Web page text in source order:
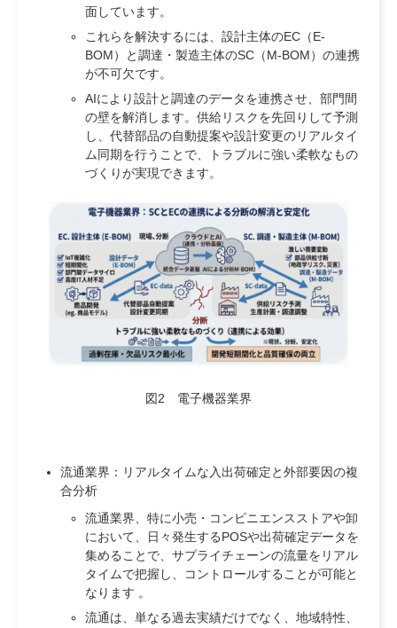
面しています。
これらを解決するには、設計主体のEC（E-
BOM）と調達・製造主体のSC（M-BOM）の連携
が不可欠です。
AIにより設計と調達のデータを連携させ、部門間
の壁を解消します。供給リスクを先回りして予測
し、代替部品の自動提案や設計変更のリアルタイ
ム同期を行うことで、トラブルに強い柔軟なもの
づくりが実現できます。
図2 電子機器業界
流通業界：リアルタイムな入出荷確定と外部要因の複
合分析
流通業界、特に小売・コンビニエンスストアや卸
において、日々発生するPOSや出荷確定データを
集めることで、サプライチェーンの流量をリアル
タイムで把握し、コントロールすることが可能と
なります 。
流通は、単なる過去実績だけでなく、地域特性、